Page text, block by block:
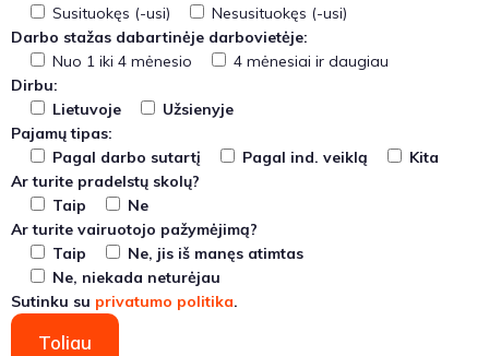
Susituokęs (-usi)
Nesusituokęs (-usi)
Darbo stažas dabartinėje darbovietėje:
Nuo 1 iki 4 mėnesio
4 mėnesiai ir daugiau
Dirbu:
Lietuvoje
Užsienyje
Pajamų tipas:
Pagal darbo sutartį
Pagal ind. veiklą
Kita
Ar turite pradelstų skolų?
Taip
Ne
Ar turite vairuotojo pažymėjimą?
Taip
Ne, jis iš manęs atimtas
Ne, niekada neturėjau
Sutinku su privatumo politika.
Toliau